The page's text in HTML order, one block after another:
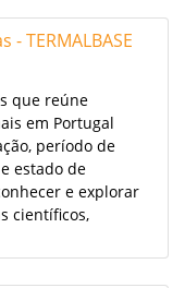
TERMALBASE
que reúne
em Portugal
período de
estado de
e explorar
científicos,